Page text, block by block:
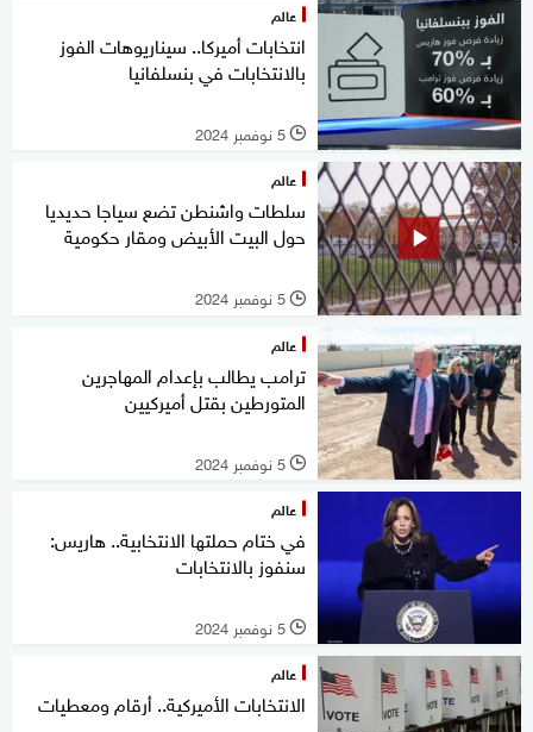
عالم
انتخابات أميركا.. سيناريوهات الفوز
بالانتخابات في بنسلفانيا
l 5 نوفمبر 2024
عالم
سلطات واشنطن تضع سياجا حديديا
حول البيت الأبيض ومقار حكومية
l 5 نوفمبر 2024
عالم
ترامب يطالب بإعدام المهاجرين
المتورطين بقتل أميركيين
l 5 نوفمبر 2024
عالم
في ختام حملتها الانتخابية.. هاريس:
سنفوز بالانتخابات
l 5 نوفمبر 2024
عالم
الانتخابات الأميركية.. أرقام ومعطيات